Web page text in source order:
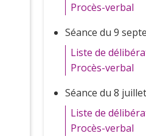
Procès-verbal
Séance du 9
Liste de
Procès-verbal
Séance du 8
Liste de
Procès-verbal